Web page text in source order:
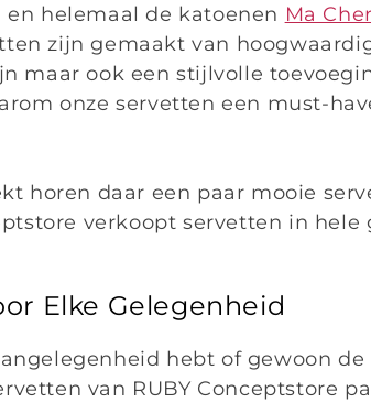
helemaal de katoenen Ma
zijn gemaakt van
maar ook een stijlvolle
onze servetten een must-
horen daar een paar mooie
verkoopt servetten in hele
Elke Gelegenheid
hebt of gewoon
van RUBY Conceptstore